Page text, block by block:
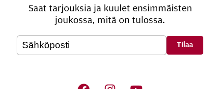
Saat tarjouksia ja kuulet ensimmäisten
joukossa, mitä on tulossa.